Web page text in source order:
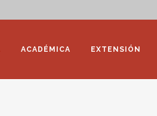
ACADÉMICA EXTENSIÓN